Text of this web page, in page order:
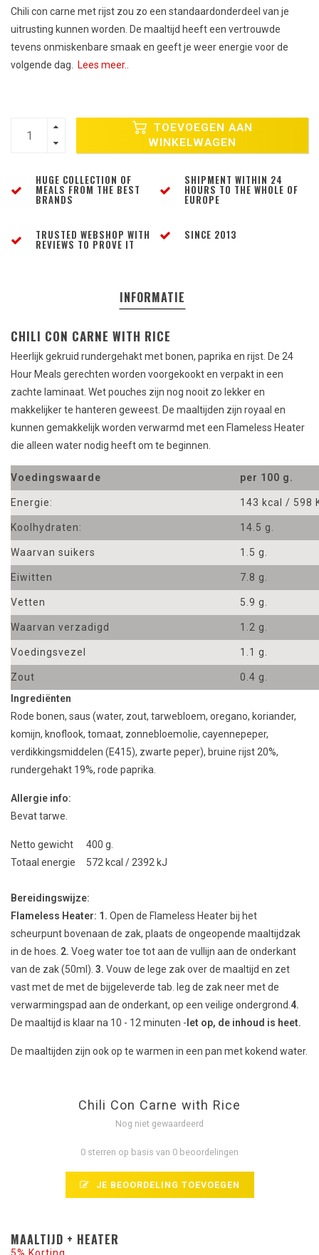
Chili con carne met rijst zou zo een standaardonderdeel van je
uitrusting kunnen worden. De maaltijd heeft een vertrouwde
tevens onmiskenbare smaak en geeft je weer energie voor de
volgende dag. Lees meer..
TOEVOEGEN AAN
WINKELWAGEN
HUGE COLLECTION OF
MEALS FROM THE BEST
BRANDS
SHIPMENT WITHIN 24
HOURS TO THE WHOLE OF
EUROPE
TRUSTED WEBSHOP WITH
REVIEWS TO PROVE IT
SINCE 2013
INFORMATIE
CHILI CON CARNE WITH RICE
Heerlijk gekruid rundergehakt met bonen, paprika en rijst. De 24
Hour Meals gerechten worden voorgekookten verpakt in een
zachte laminaat. Wetpouches zijn nog nooit zo lekkeren
makkelijkerte hanteren geweest. De maaltijden zijn royaal en
kunnen gemakkelijk worden verwarmd met een Flameless Heater
die alleen water nodig heeft om te beginnen.
Voedingswaarde per 100 g.
Energie: 143 kcal / 598
Koolhydraten: 14.5 g.
Waarvan suikers 1.5 g.
Eiwitten 7.8 g.
Vetten 5.9 g.
Waarvan verzadigd 1.2 g.
Voedingsvezel 1.1 g.
Zout
0.4 g.
Ingrediënten
Rode bonen, saus (water, zout, tarwebloem, oregano, koriander,
komijn, knoflook, tomaat, zonnebloemolie, cayennepeper,
verdikkingsmiddelen (E415), zwarte peper), bruine rijst 20%,
rundergehakt 19%, rode paprika.
Allergie info:
Bevat tarwe.
Netto gewicht 400 g.
Totaal energie 572 kcal / 2392 kJ
Bereidingswijze:
Flameless Heater: 1. Open de Flameless Heater bij het
scheurpunt bovenaan de zak, plaats de ongeopende maaltijdzak
in de hoes. 2. Voeg water toe tot aan de vullijn aan de onderkant
van de zak (50ml). 3. Vouw de lege zak over de maaltijd en zet
vast met de met de bijgeleverde tab. leg de zak neer met de
verwarmingspad aan de onderkant, op een veilige ondergrond.4.
De maaltijd is klaar na 10 - 12 minuten - let op, de inhoud is heet.
De maaltijden zijn ook op te warmen in een pan met kokend water.
Chili Con Carne with Rice
Nog niet gewaardeerd
0 sterren op basis van 0 beoordelingen
JE BEOORDELING TOEVOEGEN
MAALTIJD + HEATER